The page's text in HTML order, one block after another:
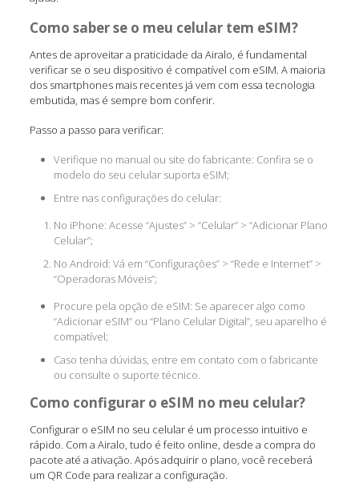
Como saber se o meu celular tem eSIM?
Antes de aproveitar a praticidade da Airalo, é fundamental
verificar se o seu dispositivo é compatível com eSIM. A maioria
dos smartphones mais recentes já vem com essa tecnologia
embutida, mas é sempre bom conferir.
Passo a passo para verificar:
Verifique no manual ou site do fabricante: Confira se o
modelo do seu celular suporta eSIM;
Entre nas configurações do celular:
No iPhone: Acesse “Ajustes” > “Celular” > “Adicionar Plano
Celular”;
No Android: Vá em “Configurações” > “Rede e Internet” >
“Operadoras Móveis”;
Procure pela opção de eSIM: Se aparecer algo como
“Adicionar eSIM” ou “Plano Celular Digital”, seu aparelho é
compatível;
Caso tenha dúvidas, entre em contato com o fabricante
ou consulte o suporte técnico.
Como configurar o eSIM no meu celular?
Configurar o eSIM no seu celular é um processo intuitivo e
rápido. Com a Airalo, tudo é feito online, desde a compra do
pacote até a ativação. Após adquirir o plano, você receberá
um QR Code para realizar a configuração.